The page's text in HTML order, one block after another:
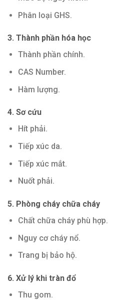
Phân loại GHS.
3. Thành phần hóa học
Thành phần chính.
CAS Number.
Hàm lượng.
4. Sơ cứu
Hít phải.
Tiếp xúc da.
Tiếp xúc mắt.
Nuốt phải.
5. Phòng cháy chữa cháy
Chất chữa cháy phù hợp.
Nguy cơ cháy nổ.
Trang bị bảo hộ.
6. Xử lý khi tràn đổ
Thu gom.